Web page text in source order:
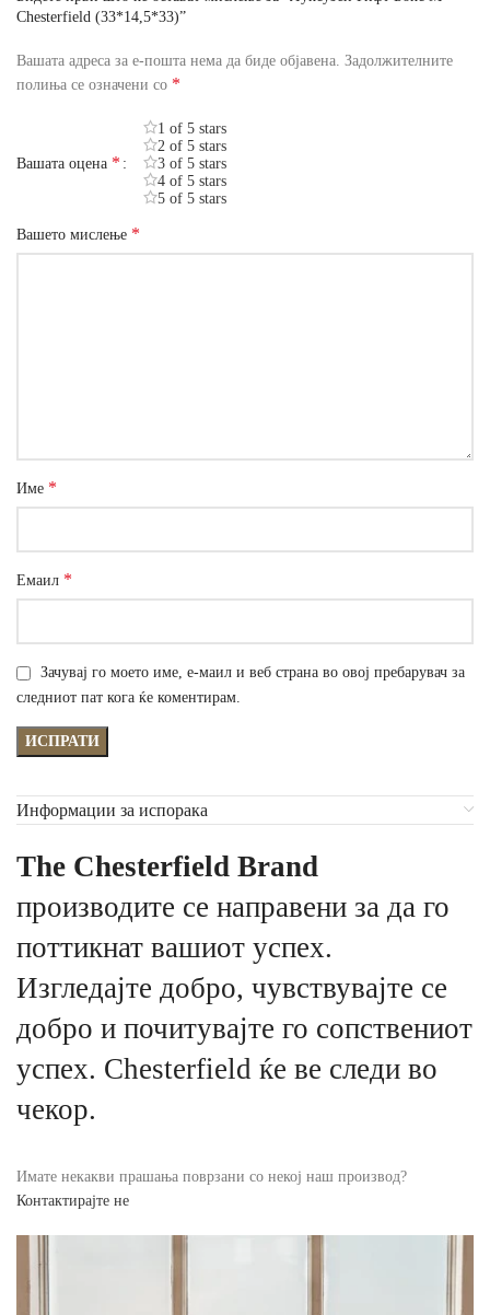
Chesterfield (33*14,5*33)”
Вашата адреса за е-пошта нема да биде објавена. Задолжителните
полиња се означени со *
Вашата оцена *
1 of 5 stars
2 of 5 stars
3 of 5 stars
4 of 5 stars
5 of 5 stars
Вашето мислење *
Име *
Емаил *
Зачувај го моето име, е-маил и веб страна во овој пребарувач за
следниот пат кога ќе коментирам.
Информации за испорака
The Chesterfield Brand
производите се направени за да го
поттикнат вашиот успех.
Изгледајте добро, чувствувајте се
добро и почитувајте го сопствениот
успех. Chesterfield ќе ве следи во
чекор.
Имате некакви прашања поврзани со некој наш производ?
Контактирајте не